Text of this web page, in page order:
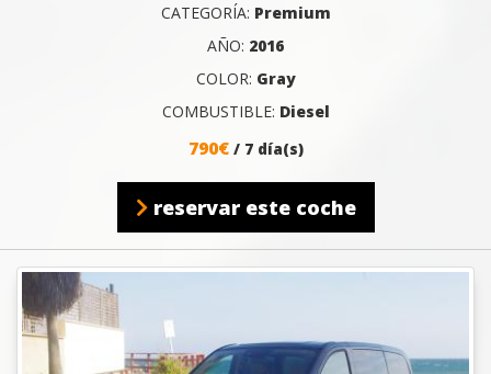
CATEGORÍA: Premium
AÑO: 2016
COLOR: Gray
COMBUSTIBLE: Diesel
790€ / 7 día(s)
reservar este coche